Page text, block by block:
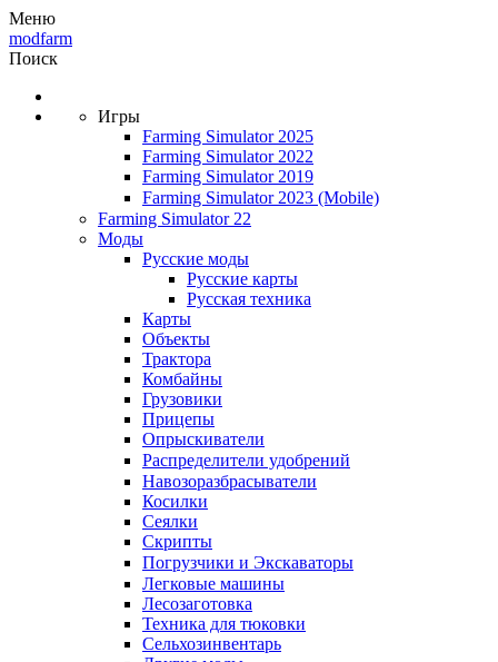
Меню
modfarm
Поиск
Игры
Farming Simulator 2025
Farming Simulator 2022
Farming Simulator 2019
Farming Simulator 2023 (Mobile)
Farming Simulator 22
Моды
Русские моды
Русские карты
Русская техника
Карты
Объекты
Трактора
Комбайны
Грузовики
Прицепы
Опрыскиватели
Распределители удобрений
Навозоразбрасыватели
Косилки
Сеялки
Скрипты
Погрузчики и Экскаваторы
Легковые машины
Лесозаготовка
Техника для тюковки
Сельхозинвентарь